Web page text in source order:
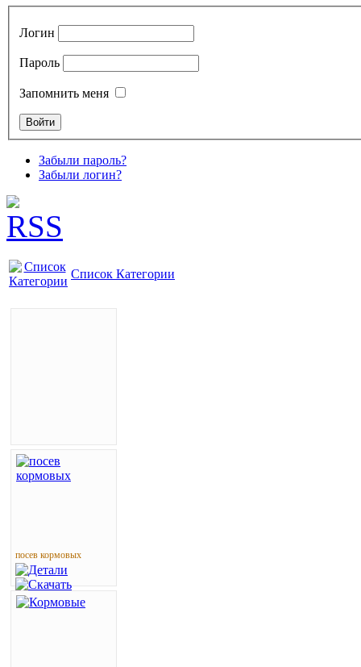
Логин
Пароль
Запомнить меня
Забыли пароль?
Забыли логин?
Список Категории
посев кормовых